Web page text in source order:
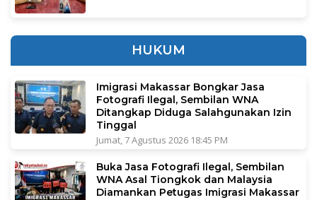
HUKUM
Imigrasi Makassar Bongkar Jasa
Fotografi Ilegal, Sembilan WNA
Ditangkap Diduga Salahgunakan Izin
Tinggal
Jumat, 7 Agustus 2026 18:45 PM
Buka Jasa Fotografi Ilegal, Sembilan
WNA Asal Tiongkok dan Malaysia
Diamankan Petugas Imigrasi Makassar